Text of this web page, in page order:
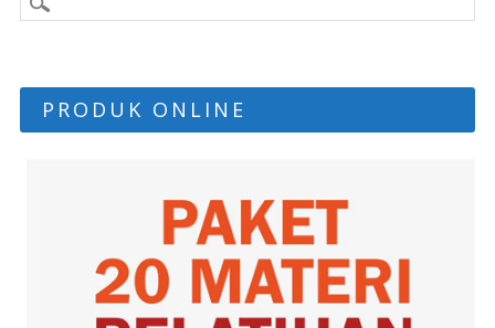
PRODUK ONLINE